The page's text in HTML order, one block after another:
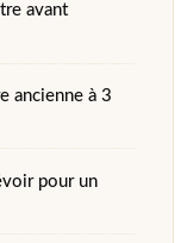
avant
ancienne à 3
pour un